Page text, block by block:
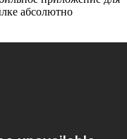
абсолютно